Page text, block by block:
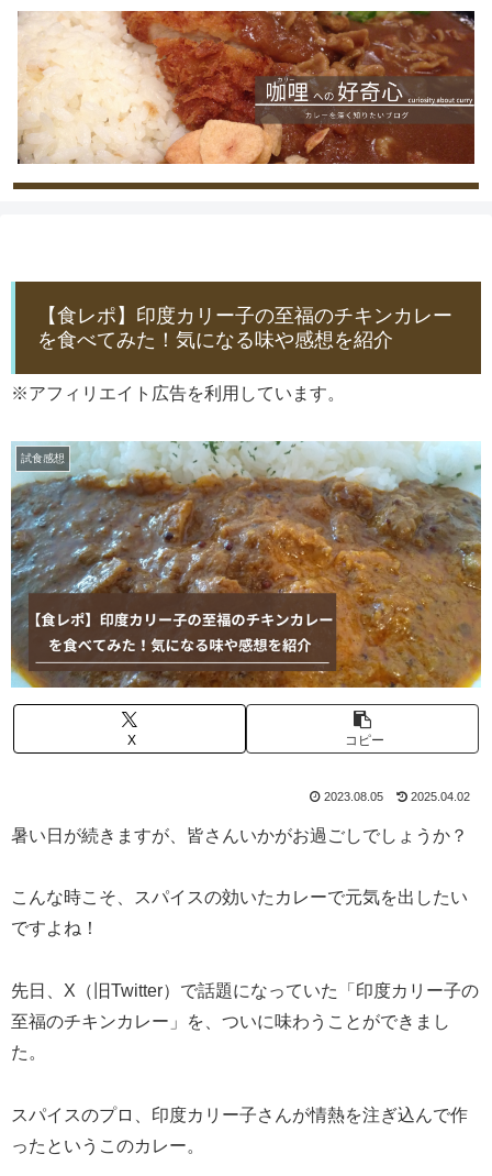
【食レポ】印度カリー子の至福のチキンカレー
を食べてみた！気になる味や感想を紹介
※アフィリエイト広告を利用しています。
試食感想
X コピー
2023.08.05 2025.04.02
暑い日が続きますが、皆さんいかがお過ごしでしょうか？
こんな時こそ、スパイスの効いたカレーで元気を出したい
ですよね！
先日、X（旧Twitter）で話題になっていた「印度カリー子の
至福のチキンカレー」を、ついに味わうことができまし
た。
スパイスのプロ、印度カリー子さんが情熱を注ぎ込んで作
ったというこのカレー。